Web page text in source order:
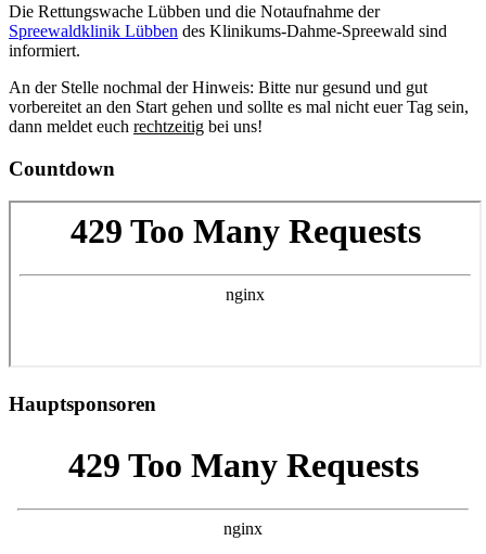
Die Rettungswache Lübben und die Notaufnahme der
Spreewaldklinik Lübben des Klinikums-Dahme-Spreewald sind
informiert.
An der Stelle nochmal der Hinweis: Bitte nur gesund und gut
vorbereitet an den Start gehen und sollte es mal nicht euer Tag sein,
dann meldet euch rechtzeitig bei uns!
Countdown
Hauptsponsoren